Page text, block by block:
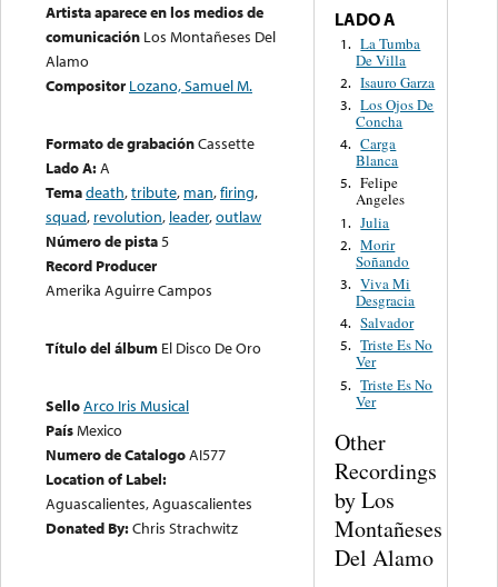
Artista aparece en los medios de
comunicación Los Montañeses Del
Alamo
Compositor Lozano, Samuel M.
Formato de grabaciónCassette
Lado A:A
Temadeath,tribute, man,firing,
squad, revolution, leader,outlaw
Número de pista5
Record Producer
Amerika Aguirre Campos
Título del álbum El Disco De Oro
SelloArco Iris Musical
PaísMexico
Numero de CatalogoAI577
Location of Label:
Aguascalientes, Aguascalientes
Donated By:Chris Strachwitz
LADO A
1. La Tumba
De Villa
2. Isauro Garza
3. Los Ojos De
Concha
4. Carga
Blanca
5. Felipe
Angeles
1. Julia
2. Morir
Soñando
3. Viva Mi
Desgracia
4. Salvador
5. Triste Es No
Ver
5. Triste Es No
Ver
Other
Recordings
by Los
Montañeses
Del Alamo